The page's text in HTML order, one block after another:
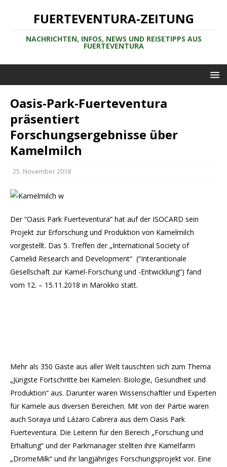
FUERTEVENTURA-ZEITUNG
NACHRICHTEN, INFOS, NEWS UND REISETIPPS AUS
FUERTEVENTURA
Oasis-Park-Fuerteventura
präsentiert
Forschungsergebnisse über
Kamelmilch
25. November 2018
Der “Oasis Park Fuerteventura” hat auf der ISOCARD sein
Projekt zur Erforschung und Produktion von Kamelmilch
vorgestellt. Das 5. Treffen der „International Society of
Camelid Research and Development“ (“Interantionale
Gesellschaft zur Kamel-Forschung und -Entwicklung”) fand
vom 12. – 15.11.2018 in Marokko statt.
Mehr als 350 Gäste aus aller Welt tauschten sich zum Thema
„Jüngste Fortschritte bei Kamelen: Biologie, Gesundheit und
Produktion“ aus. Darunter waren Wissenschaftler und Experten
für Kamele aus diversen Bereichen. Mit von der Partie waren
auch Soraya und Lázaro Cabrera aus dem Oasis Park
Fuerteventura. Die Leiterin für den Bereich „Forschung und
Erhaltung“ und der Parkmanager stellten ihre Kamelfarm
„DromeMilk“ und ihr langjähriges Forschungsprojekt vor. Eine